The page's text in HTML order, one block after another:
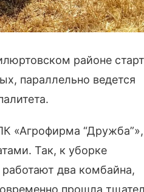
районе
параллельно ведется
«Агрофирма “Дружба”»,
Так, к уборке
два комбайна,
прошла